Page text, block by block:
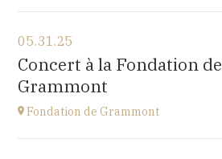
Cuse-et-Adrisans
(25680)
at20H
05.31.25
Concert à la Fondation de
Grammont
Fondation de Grammont